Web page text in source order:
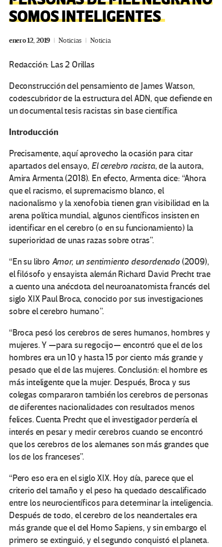
SOMOS INTELIGENTES
enero 12, 2019 Noticias Noticia
Redacción: Las 2 Orillas
Deconstrucción del pensamiento de James Watson,
codescubridor de la estructura del ADN, que defiende en
un documental tesis racistas sin base científica
Introducción
Precisamente, aquí aprovecho la ocasión para citar
apartados del ensayo, El cerebro racista, de la autora,
Amira Armenta (2018). En efecto, Armenta dice: “Ahora
que el racismo, el supremacismo blanco, el
nacionalismo y la xenofobia tienen gran visibilidad en la
arena política mundial, algunos científicos insisten en
identificar en el cerebro (o en su funcionamiento) la
superioridad de unas razas sobre otras”.
“En su libro Amor, un sentimiento desordenado(2009),
el filósofo y ensayista alemán Richard David Precht trae
a cuento una anécdota del neuroanatomista francés del
siglo XIX Paul Broca, conocido por sus investigaciones
sobre el cerebro humano”.
“Broca pesó los cerebros de seres humanos, hombres y
mujeres. Y —para su regocijo— encontró que el de los
hombres era un 10 y hasta 15 por ciento más grande y
pesado que el de las mujeres. Conclusión: el hombre es
más inteligente que la mujer. Después, Broca y sus
colegas compararon también los cerebros de personas
de diferentes nacionalidades con resultados menos
felices. Cuenta Precht que el investigador perdería el
interés en pesar y medir cerebros cuando se encontró
que los cerebros de los alemanes son más grandes que
los de los franceses”.
“Pero eso era en el siglo XIX. Hoy día, parece que el
criterio del tamaño y el peso ha quedado descalificado
entre los neurocientíficos para determinar la inteligencia.
Después de todo, el cerebro de los neandertales era
más grande que el del Homo Sapiens, y sin embargo el
primero se extinguió, y el segundo conquistó el planeta.